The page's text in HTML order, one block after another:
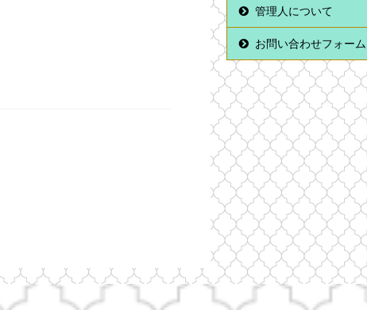
管理人について
お問い合わせフォーム